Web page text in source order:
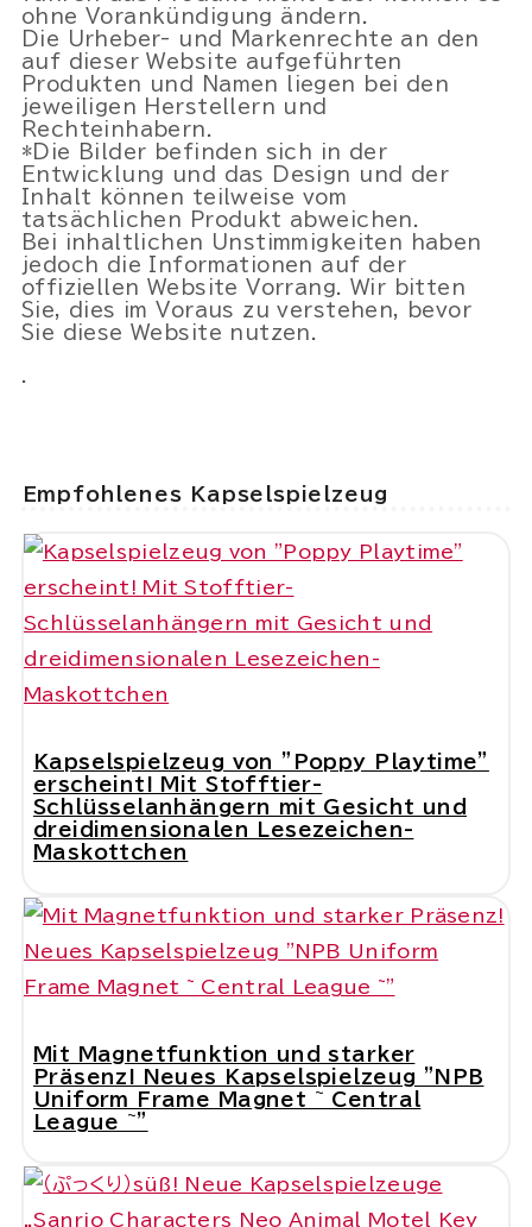
ohne Vorankündigung ändern.
Die Urheber- und Markenrechte an den
auf dieser Website aufgeführten
Produkten und Namen liegen bei den
jeweiligen Herstellern und
Rechteinhabern.
*Die Bilder befinden sich in der
Entwicklung und das Design und der
Inhalt können teilweise vom
tatsächlichen Produkt abweichen.
Bei inhaltlichen Unstimmigkeiten haben
jedoch die Informationen auf der
offiziellen Website Vorrang. Wir bitten
Sie, dies im Voraus zu verstehen, bevor
Sie diese Website nutzen.
.
Empfohlenes Kapselspielzeug
Kapselspielzeug von "Poppy Playtime"
erscheint! Mit Stofftier-
Schlüsselanhängern mit Gesicht und
dreidimensionalen Lesezeichen-
Maskottchen
Mit Magnetfunktion und starker
Präsenz! Neues Kapselspielzeug "NPB
Uniform Frame Magnet ~ Central
League ~"